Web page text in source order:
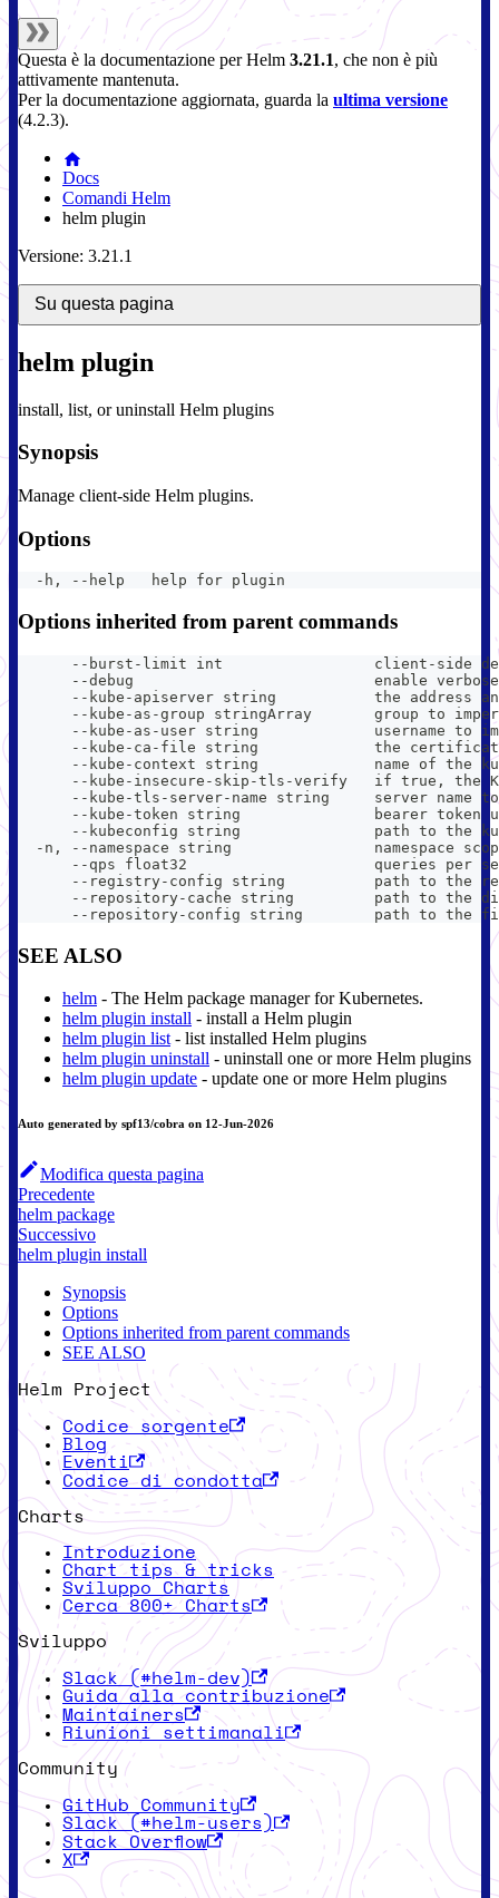
Questa è la documentazione perHelm 3.21.1, che non è più
attivamente mantenuta.
Per la documentazione aggiornata, guarda la ultima versione
(4.2.3).
Docs
Comandi Helm
helm plugin
Versione: 3.21.1
Su questa pagina
helm plugin
install, list, or uninstall Helm plugins
Synopsis
Manage client-side Helm plugins.
Options
  -h, --help   help for plugin
Options inherited from parent commands
--burst-limit int                 client-side
--debug                           enable
--kube-apiserver string           the address
--kube-as-group stringArray       group to
--kube-as-user string             username to
--kube-ca-file string             the
--kube-context string             name of the
--kube-insecure-skip-tls-verify   if true, the
--kube-tls-server-name string     server name
--kube-token string               bearer token
--kubeconfig string               path to the
-n, --namespace string                namespace
--qps float32                     queries per
--registry-config string          path to the
--repository-cache string         path to the
--repository-config string        path to the
SEE ALSO
helm - The Helm package manager for Kubernetes.
helm plugin install - install a Helm plugin
helm plugin list - list installed Helm plugins
helm plugin uninstall - uninstall one or more Helm plugins
helm plugin update - update one or more Helm plugins
Auto generated by spf13/cobra on 12-Jun-2026
Modifica questa pagina
Precedente
helm package
Successivo
helm plugin install
Synopsis
Options
Options inherited from parent commands
SEE ALSO
Helm Project
Codice sorgente
Blog
Eventi
Codice di condotta
Charts
Introduzione
Chart tips & tricks
Sviluppo Charts
Cerca 800+ Charts
Sviluppo
Slack (#helm-dev)
Guida alla contribuzione
Maintainers
Riunioni settimanali
Community
GitHub Community
Slack (#helm-users)
Stack Overflow
X